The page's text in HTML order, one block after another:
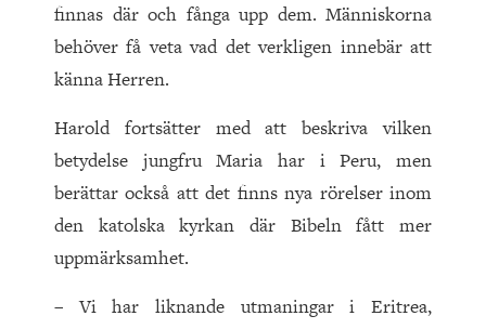
finnas där och fånga upp dem. Människorna
behöver få veta vad det verkligen innebär att
känna Herren.
Harold fortsätter med att beskriva vilken
betydelse jungfru Maria har i Peru, men
berättar också att det finns nya rörelser inom
den katolska kyrkan där Bibeln fått mer
uppmärksamhet.
– Vi har liknande utmaningar i Eritrea,